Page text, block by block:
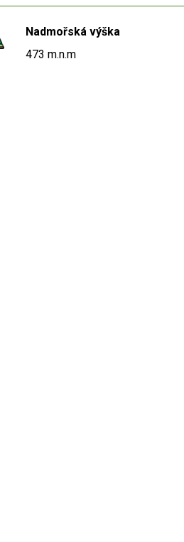
Nadmořská výška
473 m.n.m